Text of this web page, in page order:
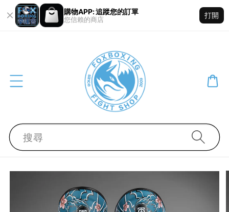
購物APP: 追蹤您的訂單
您信賴的商店
打開
搜尋